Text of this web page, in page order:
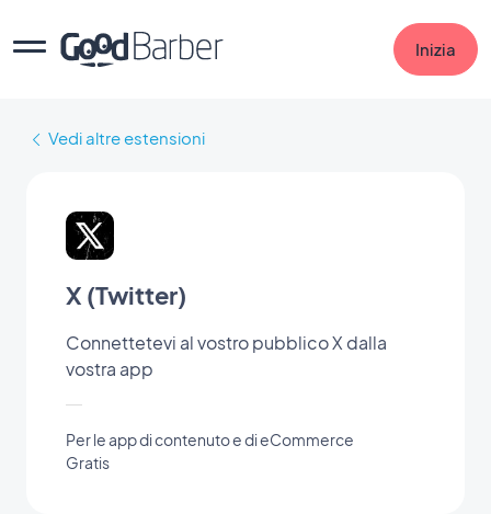
Inizia
Vedi altre estensioni
X (Twitter)
Connettetevi al vostro pubblico X dalla
vostra app
Per le app di contenuto e di eCommerce
Gratis